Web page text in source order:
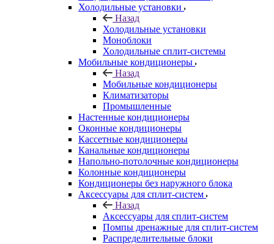
Холодильные установки
Назад
Холодильные установки
Моноблоки
Холодильные сплит-системы
Мобильные кондиционеры
Назад
Мобильные кондиционеры
Климатизаторы
Промышленные
Настенные кондиционеры
Оконные кондиционеры
Кассетные кондиционеры
Канальные кондиционеры
Напольно-потолочные кондиционеры
Колонные кондиционеры
Кондиционеры без наружного блока
Аксессуары для сплит-систем
Назад
Аксессуары для сплит-систем
Помпы дренажные для сплит-систем
Распределительные блоки